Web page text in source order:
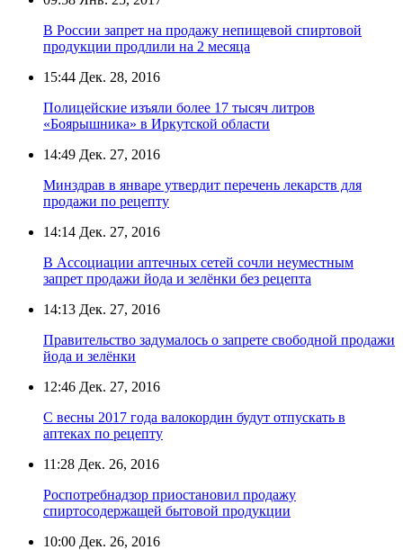
В России запрет на продажу непищевой спиртовой
продукции продлили на 2 месяца
15:44 Дек. 28, 2016
Полицейские изъяли более 17 тысяч литров
«Боярышника» в Иркутской области
14:49 Дек. 27, 2016
Минздрав в январе утвердит перечень лекарств для
продажи по рецепту
14:14 Дек. 27, 2016
В Ассоциации аптечных сетей сочли неуместным
запрет продажи йода и зелёнки без рецепта
14:13 Дек. 27, 2016
Правительство задумалось о запрете свободной продажи
йода и зелёнки
12:46 Дек. 27, 2016
С весны 2017 года валокордин будут отпускать в
аптеках по рецепту
11:28 Дек. 26, 2016
Роспотребнадзор приостановил продажу
спиртосодержащей бытовой продукции
10:00 Дек. 26, 2016